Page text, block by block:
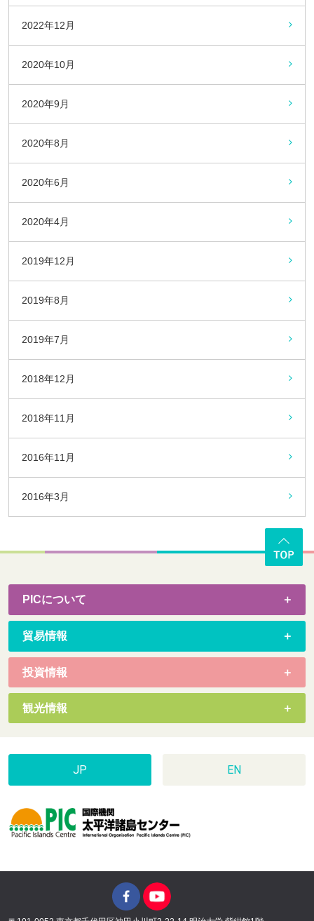
2022年12月
2020年10月
2020年9月
2020年8月
2020年6月
2020年4月
2019年12月
2019年8月
2019年7月
2018年12月
2018年11月
2016年11月
2016年3月
PICについて
貿易情報
投資情報
観光情報
JP EN